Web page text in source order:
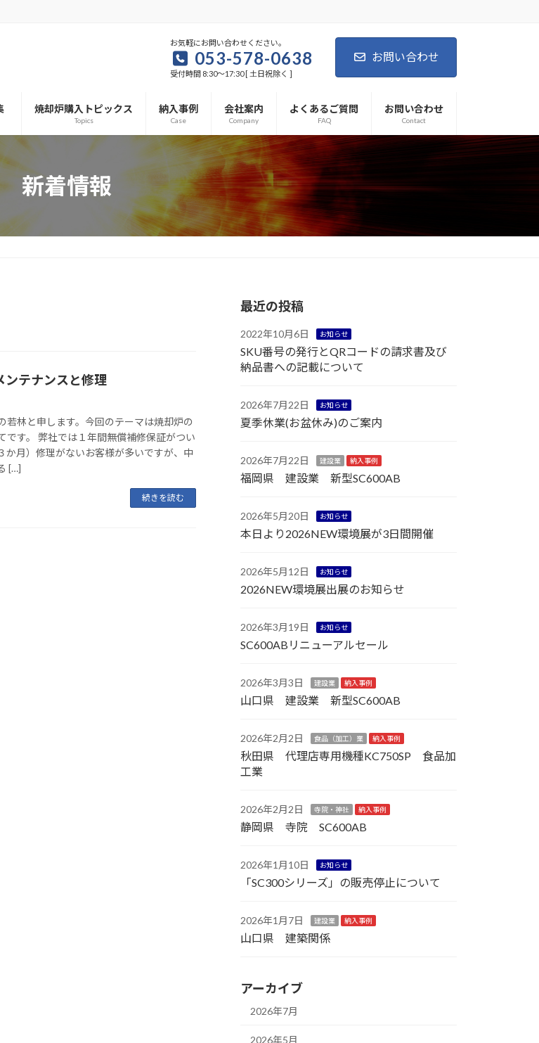
お気軽にお問い合わせください。
053-578-0638
受付時間 8:30～17:30 [ 土日祝除く ]
お問い合わせ
焼却炉購入トピックス
Topics
納入事例
Case
会社案内
Company
よくあるご質問
FAQ
お問い合わせ
Contact
新着情報
テナンスと修理
若林と申します。今回のテーマは焼却炉の
です。 弊社では１年間無償補修保証がつい
か月）修理がないお客様が多いですが、中
[…]
続きを読む
最近の投稿
2022年10月6日 お知らせ
SKU番号の発行とQRコードの請求書及び
納品書への記載について
2026年7月22日 お知らせ
夏季休業(お盆休み)のご案内
2026年7月22日 建設業 納入事例
福岡県 建設業 新型SC600AB
2026年5月20日 お知らせ
本日より2026NEW環境展が3日間開催
2026年5月12日 お知らせ
2026NEW環境展出展のお知らせ
2026年3月19日 お知らせ
SC600ABリニューアルセール
2026年3月3日 建設業 納入事例
山口県 建設業 新型SC600AB
2026年2月2日 食品（加工）業 納入事例
秋田県 代理店専用機種KC750SP 食品加
工業
2026年2月2日 寺院・神社 納入事例
静岡県 寺院 SC600AB
2026年1月10日 お知らせ
「SC300シリーズ」の販売停止について
2026年1月7日 建設業 納入事例
山口県 建築関係
アーカイブ
2026年7月
2026年5月